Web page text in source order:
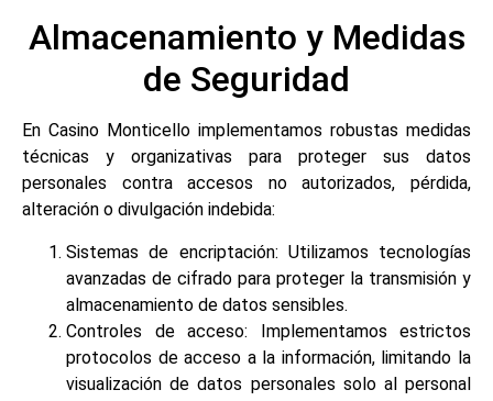
Almacenamiento y Medidas
de Seguridad
En Casino Monticello implementamos robustas medidas
técnicas y organizativas para proteger sus datos
personales contra accesos no autorizados, pérdida,
alteración o divulgación indebida:
Sistemas de encriptación: Utilizamos tecnologías
avanzadas de cifrado para proteger la transmisión y
almacenamiento de datos sensibles.
Controles de acceso: Implementamos estrictos
protocolos de acceso a la información, limitando la
visualización de datos personales solo al personal